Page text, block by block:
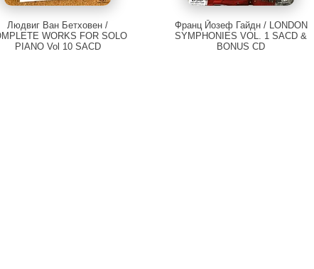
Людвиг Ван Бетховен /
WORKS FOR SOLO
PIANO Vol 10 SACD
Франц Йозеф Гайдн / LONDON
SYMPHONIES VOL. 1 SACD &
BONUS CD